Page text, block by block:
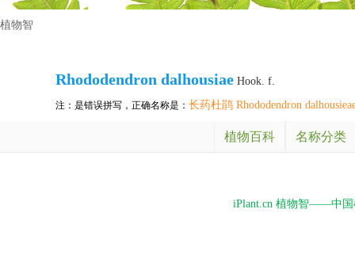
植物智
Rhododendron dalhousiae Hook. f.
注：是错误拼写，正确名称是： 长药杜鹃 Rhododendron
植物百科 名称分类
iPlant.cn 植物智——中国